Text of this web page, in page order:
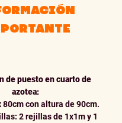
de puesto en cuarto de
azotea:
80cm con altura de 90cm.
2 rejillas de 1x1m y 1